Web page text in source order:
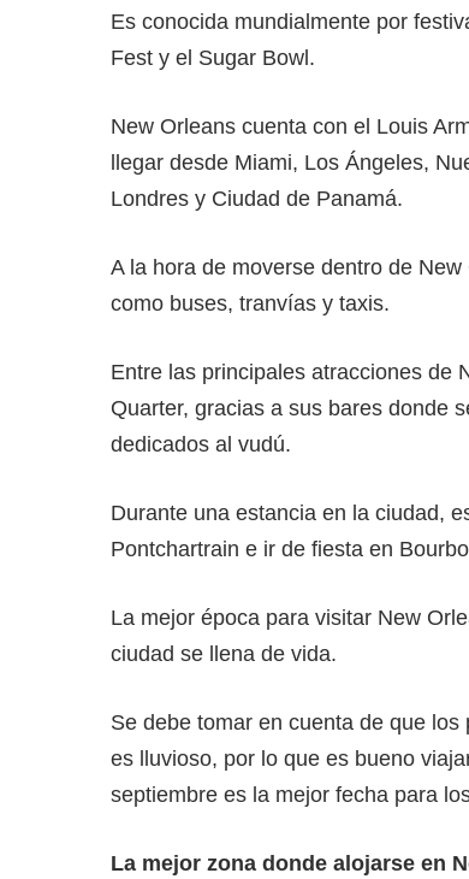
Es conocida mundialmente por
Fest y el Sugar Bowl.
New Orleans cuenta con el Louis
llegar desde Miami, Los Ángeles,
Londres y Ciudad de Panamá.
A la hora de moverse dentro de
como buses, tranvías y taxis.
Entre las principales atracciones de
Quarter, gracias a sus bares donde
dedicados al vudú.
Durante una estancia en la ciudad,
Pontchartrain e ir de fiesta en
La mejor época para visitar New
ciudad se llena de vida.
Se debe tomar en cuenta de que
es lluvioso, por lo que es bueno
septiembre es la mejor fecha para
La mejor zona donde alojarse en